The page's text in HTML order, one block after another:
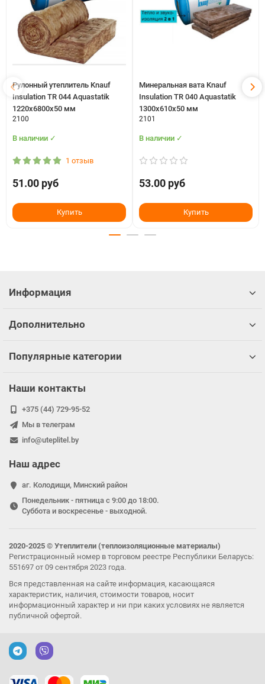
Рулонный утеплитель Knauf
Insulation TR 044 Aquastatik
1220x6800x50 мм
2100
В наличии ✓
1 отзыв
51.00 руб
Купить
Минеральная вата Knauf
Insulation TR 040 Aquastatik
1300х610х50 мм
2101
В наличии ✓
53.00 руб
Купить
Информация
Дополнительно
Популярные категории
Наши контакты
+375 (44) 729-95-52
Мы в телеграм
info@uteplitel.by
Наш адрес
аг. Колодищи, Минский район
Понедельник - пятница с 9:00 до 18:00.
Суббота и воскресенье - выходной.
2020-2025 © Утеплители (теплоизоляционные материалы)
Регистрационный номер в торговом реестре Республики Беларусь:
551697 от 09 сентября 2023 года.
Вся представленная на сайте информация, касающаяся
характеристик, наличия, стоимости товаров, носит
информационный характер и ни при каких условиях не является
публичной офертой.